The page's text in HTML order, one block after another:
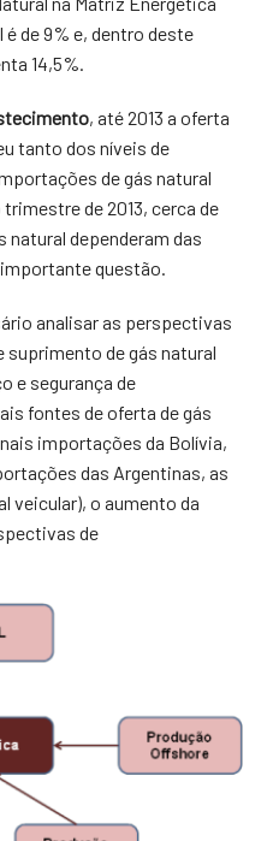
é de 9% e, dentro deste
14,5%.
, até 2013 a oferta
tanto dos níveis de
de gás natural
de 2013, cerca de
natural dependeram das
questão.
analisar as perspectivas
de gás natural
e segurança de
fontes de oferta de gás
importações da Bolívia,
das Argentinas, as
veicular), o aumento da
de